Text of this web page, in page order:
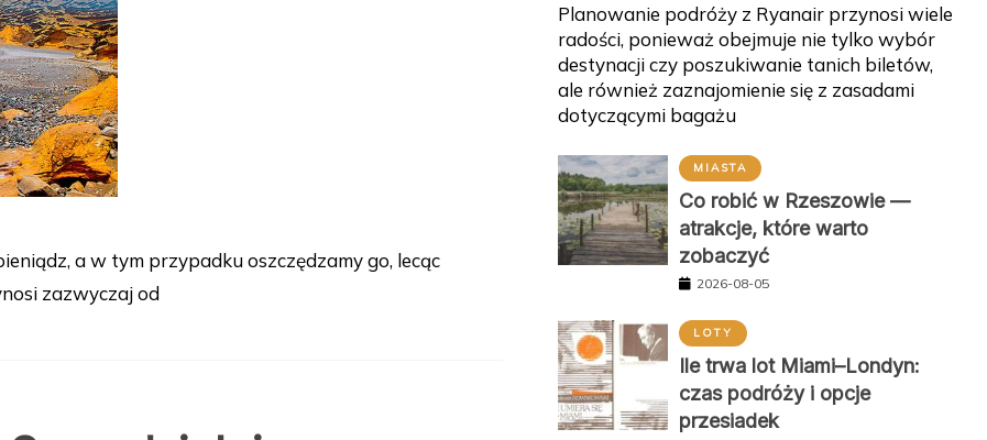
a w tym przypadku oszczędzamy go, lecąc
zazwyczaj od
Planowanie podróży z Ryanair przynosi wiele
radości, ponieważ obejmuje nie tylko wybór
destynacji czy poszukiwanie tanich biletów,
ale również zaznajomienie się z zasadami
dotyczącymi bagażu
MIASTA
Co robić w Rzeszowie —
atrakcje, które warto
zobaczyć
2026-08-05
LOTY
Ile trwa lot Miami–Londyn:
czas podróży i opcje
przesiadek